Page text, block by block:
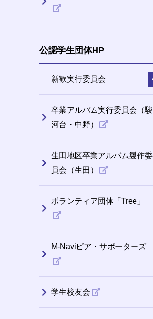
公認学生団体HP
新歓実行委員会
卒業アルバム実行委員会（駿
河台・中野）
生田地区卒業アルバム製作委
員会（生田）
ボランティア団体「Tree」
M-Naviピア・サポーターズ
学生校友会